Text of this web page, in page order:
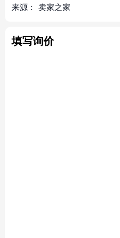
来源： 卖家之家
填写询价